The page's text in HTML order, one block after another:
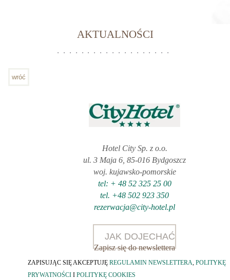
AKTUALNOŚCI
wróć
Hotel City Sp. z o.o.
ul. 3 Maja 6, 85-016 Bydgoszcz
woj. kujawsko-pomorskie
tel: + 48 52 325 25 00
tel. +48 502 923 350
rezerwacja@city-hotel.pl
JAK DOJECHAĆ
Zapisz się do newslettera
ZAPISUJĄC SIĘ AKCEPTUJĘ REGULAMIN NEWSLETTERA, POLITYKĘ
PRYWATNOŚCI I POLITYKĘ COOKIES